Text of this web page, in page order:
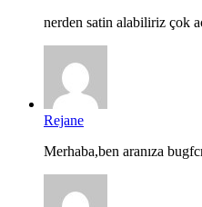
nerden satin alabiliriz çok
Rejane
Merhaba,ben aranıza